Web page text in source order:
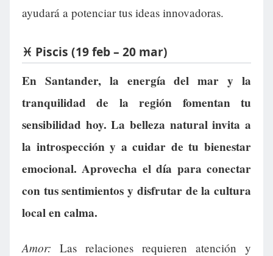
ayudará a potenciar tus ideas innovadoras.
♓ Piscis (19 feb – 20 mar)
En Santander, la energía del mar y la
tranquilidad de la región fomentan tu
sensibilidad hoy. La belleza natural invita a
la introspección y a cuidar de tu bienestar
emocional. Aprovecha el día para conectar
con tus sentimientos y disfrutar de la cultura
local en calma.
Amor: Las relaciones requieren atención y